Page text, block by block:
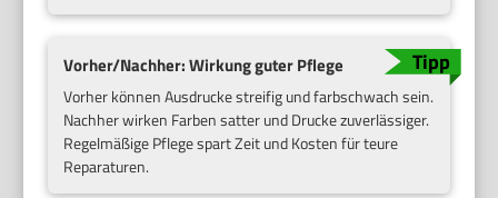
Vorher/Nachher: Wirkung guter Pflege
Vorher können Ausdrucke streifig und farbschwach sein.
Nachher wirken Farben satter und Drucke zuverlässiger.
Regelmäßige Pflege spart Zeit und Kosten für teure
Reparaturen.